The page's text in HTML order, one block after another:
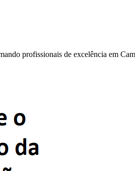
profissionais de excelência em